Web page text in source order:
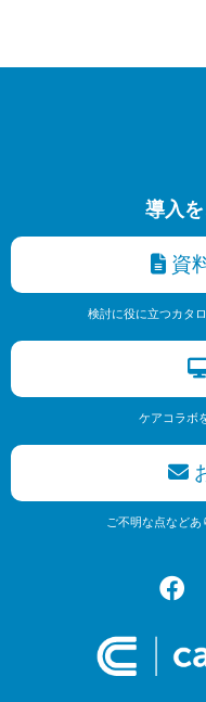
導入
資
検討に役に立つカタ
ケアコラボ
ご不明な点など